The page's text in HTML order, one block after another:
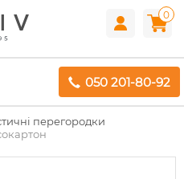
0
050 201-80-92
перегородки